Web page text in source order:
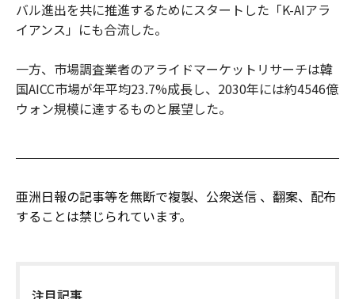
バル進出を共に推進するためにスタートした「K-AIアラ
イアンス」にも合流した。
一方、市場調査業者のアライドマーケットリサーチは韓
国AICC市場が年平均23.7%成長し、2030年には約4546億
ウォン規模に達するものと展望した。
亜洲日報の記事等を無断で複製、公衆送信 、翻案、配布
することは禁じられています。
注目記事